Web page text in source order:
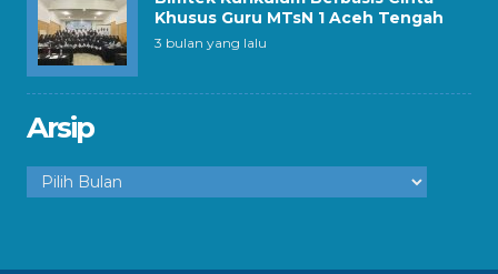
Khusus Guru MTsN 1 Aceh Tengah
3 bulan yang lalu
Arsip
Arsip